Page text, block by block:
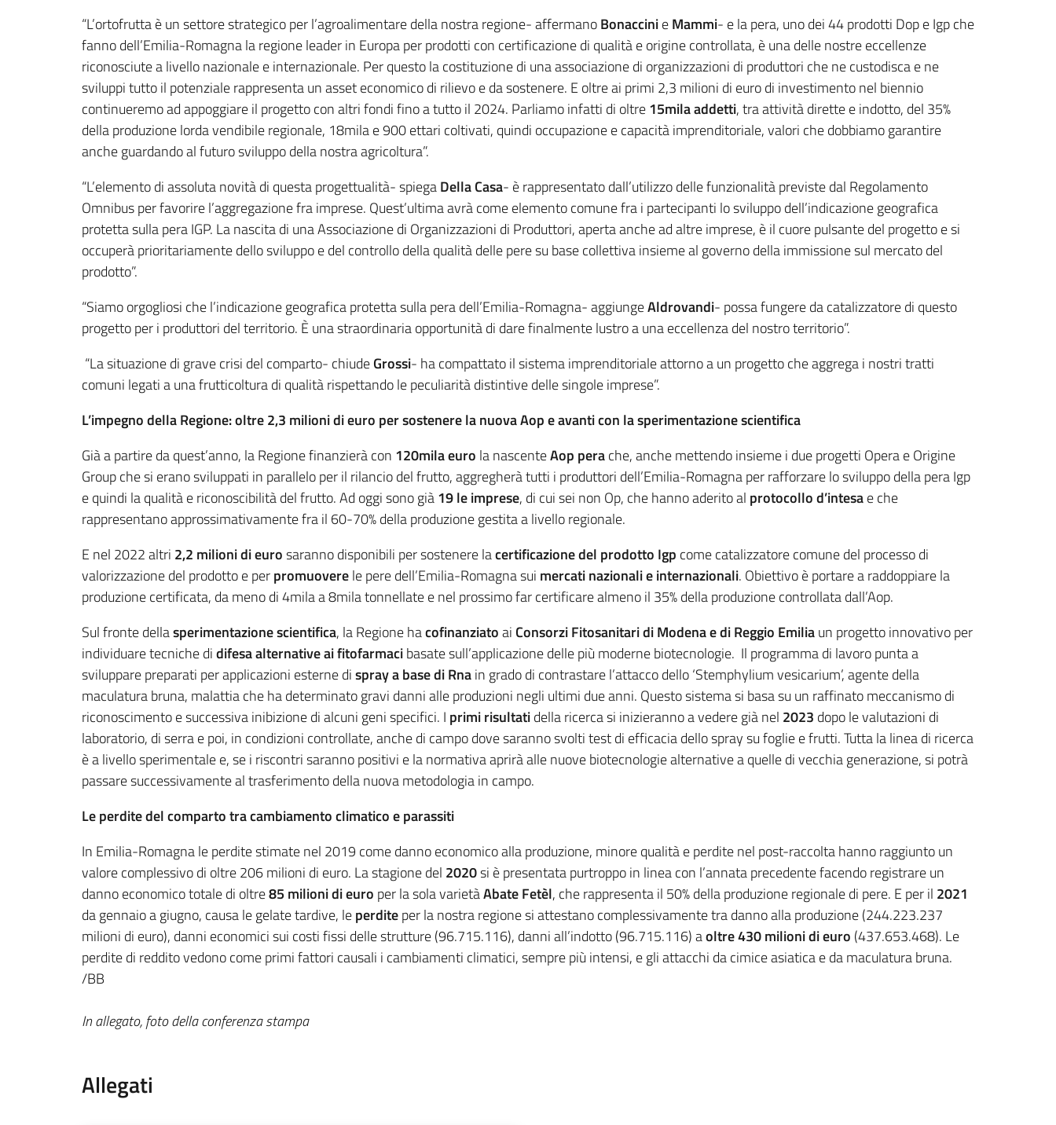
“L’ortofrutta è un settore strategico per l’agroalimentare della nostra regione- affermanoBonaccinieMammi- e la pera, uno dei 44 prodotti Dop e Igp che
fanno dell’Emilia-Romagna la regione leader in Europa per prodotti con certificazione di qualità e origine controllata, è una delle nostre eccellenze
riconosciute a livello nazionale e internazionale. Per questo la costituzione di una associazione di organizzazioni di produttori che ne custodisca e ne
sviluppi tutto il potenziale rappresenta un asset economico di rilievo e da sostenere. E oltre ai primi 2,3 milioni di euro di investimento nel biennio
continueremo ad appoggiare il progetto con altri fondi fino a tutto il 2024. Parliamo infatti di oltre15mila addetti, tra attività dirette e indotto, del 35%
della produzione lorda vendibile regionale, 18mila e 900 ettari coltivati, quindi occupazione e capacità imprenditoriale, valori che dobbiamo garantire
anche guardando al futuro sviluppo della nostra agricoltura”.
“L’elemento di assoluta novità di questa progettualità- spiegaDella Casa- è rappresentato dall’utilizzo delle funzionalità previste dal Regolamento
Omnibus per favorire l’aggregazione fra imprese. Quest’ultima avrà come elemento comune fra i partecipanti lo sviluppo dell’indicazione geografica
protetta sulla pera IGP. La nascita di una Associazione di Organizzazioni di Produttori, aperta anche ad altre imprese, è il cuore pulsante del progetto e si
occuperà prioritariamente dello sviluppo e del controllo della qualità delle pere su base collettiva insieme al governo della immissione sul mercato del
prodotto”.
“Siamo orgogliosi che l’indicazione geografica protetta sulla pera dell’Emilia-Romagna- aggiungeAldrovandi- possa fungere da catalizzatore di questo
progetto per i produttori del territorio. È una straordinaria opportunità di dare finalmente lustro a una eccellenza del nostro territorio”.
“La situazione di grave crisi del comparto- chiudeGrossi- ha compattato il sistema imprenditoriale attorno a un progetto che aggrega i nostri tratti
comuni legati a una frutticoltura di qualità rispettando le peculiarità distintive delle singole imprese”.
L’impegno della Regione: oltre 2,3 milioni di euro per sostenere la nuova Aop e avanti con la sperimentazione scientifica
Già a partire da quest’anno, la Regione finanzierà con 120mila euro la nascenteAop perache, anche mettendo insieme i due progetti Opera e Origine
Group che si erano sviluppati in parallelo per il rilancio del frutto, aggregherà tutti i produttori dell’Emilia-Romagna per rafforzare lo sviluppo della pera Igp
e quindi la qualità e riconoscibilità del frutto. Ad oggi sono già19 le imprese, di cui sei non Op, che hanno aderito al protocollo d’intesae che
rappresentano approssimativamente fra il 60-70% della produzione gestita a livello regionale.
E nel 2022 altri 2,2 milioni di eurosaranno disponibili per sostenere lacertificazione del prodotto Igp come catalizzatore comune del processo di
valorizzazione del prodotto e perpromuoverele pere dell’Emilia-Romagna sui mercati nazionali e internazionali. Obiettivo è portare a raddoppiare la
produzione certificata, da meno di 4mila a 8mila tonnellate e nel prossimo far certificare almeno il 35% della produzione controllata dall’Aop.
Sul fronte dellasperimentazione scientifica, la Regione hacofinanziatoai Consorzi Fitosanitari di Modena e di Reggio Emiliaun progetto innovativo per
individuare tecniche didifesa alternative ai fitofarmacibasate sull’applicazione delle più moderne biotecnologie. Il programma di lavoro punta a
sviluppare preparati per applicazioni esterne dispray a base di Rnain grado di contrastare l’attacco dello ‘Stemphylium vesicarium’, agente della
maculatura bruna, malattia che ha determinato gravi danni alle produzioni negli ultimi due anni. Questo sistema si basa su un raffinato meccanismo di
riconoscimento e successiva inibizione di alcuni geni specifici. I primi risultatidella ricerca si inizieranno a vedere già nel 2023 dopo le valutazioni di
laboratorio, di serra e poi, in condizioni controllate, anche di campo dove saranno svolti test di efficacia dello spray su foglie e frutti. Tutta la linea di ricerca
è a livello sperimentale e, se i riscontri saranno positivi e la normativa aprirà alle nuove biotecnologie alternative a quelle di vecchia generazione, si potrà
passare successivamente al trasferimento della nuova metodologia in campo.
Le perdite del comparto tra cambiamento climatico e parassiti
In Emilia-Romagna le perdite stimate nel 2019 come danno economico alla produzione, minore qualità e perdite nel post-raccolta hanno raggiunto un
valore complessivo di oltre 206 milioni di euro. La stagione del 2020si è presentata purtroppo in linea con l’annata precedente facendo registrare un
danno economico totale di oltre85 milioni di euro per la sola varietàAbate Fetèl, che rappresenta il 50% della produzione regionale di pere. E per il 2021
da gennaio a giugno, causa le gelate tardive, leperditeper la nostra regione si attestano complessivamente tra danno alla produzione (244.223.237
milioni di euro), danni economici sui costi fissi delle strutture (96.715.116), danni all’indotto (96.715.116) aoltre 430 milioni di euro (437.653.468). Le
perdite di reddito vedono come primi fattori causali i cambiamenti climatici, sempre più intensi, e gli attacchi da cimice asiatica e da maculatura bruna.
/BB
In allegato, foto della conferenza stampa
Allegati